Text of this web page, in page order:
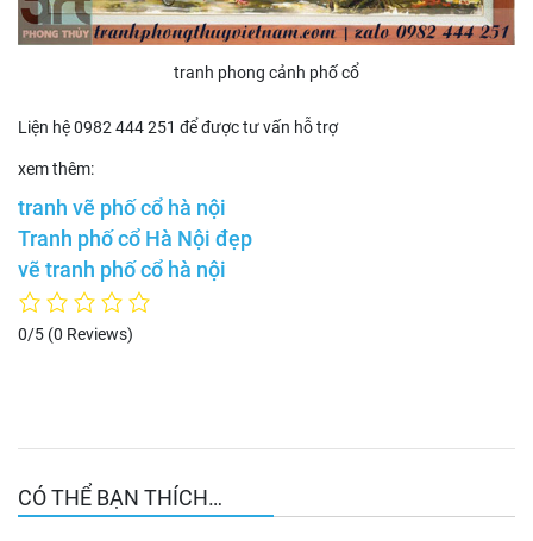
tranh phong cảnh phố cổ
Liện hệ 0982 444 251 để được tư vấn hỗ trợ
xem thêm:
tranh vẽ phố cổ hà nội
Tranh phố cổ Hà Nội đẹp
vẽ tranh phố cổ hà nội
0/5 (0 Reviews)
CÓ THỂ BẠN THÍCH…